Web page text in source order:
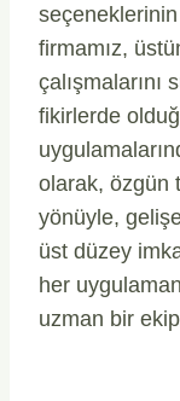
firmamız,
fikirlerde
olarak, özgün
yönüyle,
üst düzey
her
uzman bir